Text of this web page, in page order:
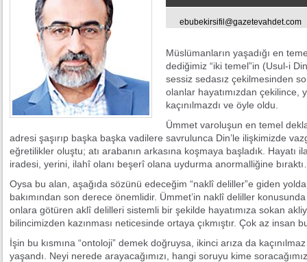
ebubekirsifil@gazetevahdet.com
Müslümanların yaşadığı en
dediğimiz “iki temel”in (Usul-i
sessiz sedasız çekilmesinden
olanlar hayatımızdan çekilince,
kaçınılmazdı ve öyle oldu.
Ümmet varoluşun en temel
adresi şaşırıp başka başka vadilere savrulunca Din’le ilişkimizde
eğretilikler oluştu; atı arabanın arkasına koşmaya başladık. Hayatı
iradesi, yerini, ilahî olanı beşerî olana uydurma anormalliğine
Oysa bu alan, aşağıda sözünü edeceğim “naklî deliller”e giden
bakımından son derece önemlidir. Ümmet’in naklî deliller konusunda
onlara götüren aklî delilleri sistemli bir şekilde hayatımıza sokan
bilincimizden kazınması neticesinde ortaya çıkmıştır. Çok az insan
İşin bu kısmına “ontoloji” demek doğruysa, ikinci arıza da
yaşandı. Neyi nerede arayacağımızı, hangi soruyu kime
Alperen Ocakları: Oyumuz
AK Parti'ye